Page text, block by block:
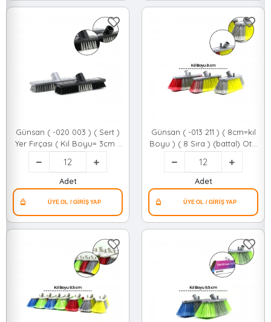
Günsan ( -020 003 ) ( Sert )
Yer Fırçası ( Kıl Boyu= 3cm )
( Kazıma Kenarlı )*12=k
Adet
Günsan ( -013 211 ) ( 8cm=kıl
Boyu ) ( 8 Sıra ) (battal) Oto
Yıkama Fırçası (yumuşak
Doku) (oto & Cam & Islak
Zemin)*12=k
Adet